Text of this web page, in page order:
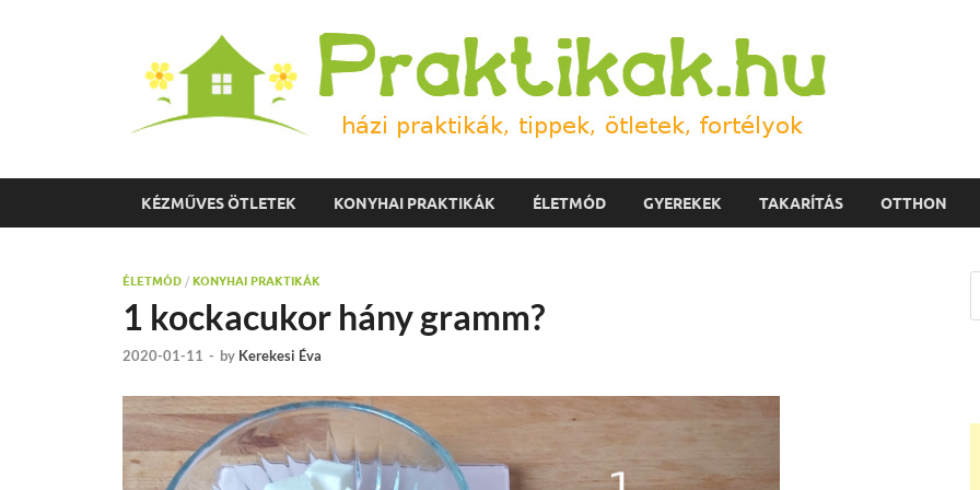
KÉZMŰVES ÖTLETEK KONYHAI PRAKTIKÁK ÉLETMÓD GYEREKEK TAKARÍTÁS OTTHON
ÉLETMÓD / KONYHAI PRAKTIKÁK
1 kockacukor hány gramm?
2020-01-11 - by Kerekesi Éva